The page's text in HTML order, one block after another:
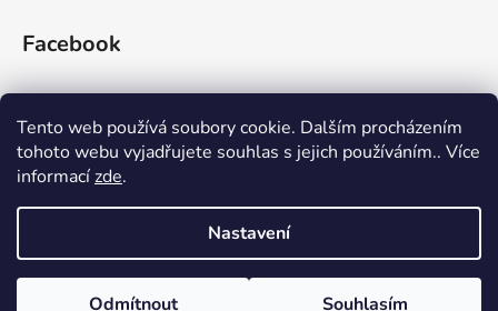
Tento web používá soubory cookie. Dalším procházením
tohoto webu vyjadřujete souhlas s jejich používáním.. Více
informacízde.
Nastavení
Odmítnout Souhlasím
Facebook
Vytvořil Shoptet